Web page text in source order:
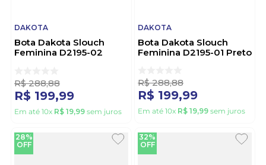
DAKOTA
Bota Dakota Slouch
Feminina D2195-02
R$ 288,88
R$ 199,99
Em até 10x R$ 19,99 sem juros
DAKOTA
Bota Dakota Slouch
Feminina D2195-01 Preto
R$ 288,88
R$ 199,99
Em até 10x R$ 19,99 sem juros
28%
OFF
32%
OFF